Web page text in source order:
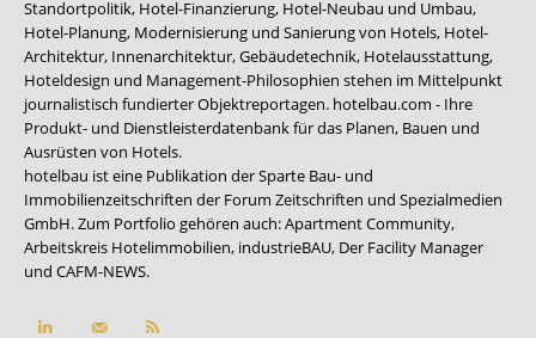
Standortpolitik, Hotel-Finanzierung, Hotel-Neubau und Umbau,
Hotel-Planung, Modernisierung und Sanierung von Hotels, Hotel-
Architektur, Innenarchitektur, Gebäudetechnik, Hotelausstattung,
Hoteldesign und Management-Philosophien stehen im Mittelpunkt
journalistisch fundierter Objektreportagen. hotelbau.com - Ihre
Produkt- und Dienstleisterdatenbank für das Planen, Bauen und
Ausrüsten von Hotels.
hotelbau ist eine Publikation der Sparte Bau- und
Immobilienzeitschriften der Forum Zeitschriften und Spezialmedien
GmbH. Zum Portfolio gehören auch:Apartment Community,
Arbeitskreis Hotelimmobilien, industrieBAU, Der Facility Manager
und CAFM-NEWS.